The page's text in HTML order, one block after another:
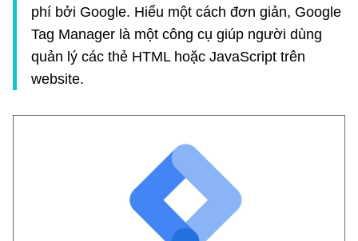
phí bởi Google. Hiểu một cách đơn giản, Google
Tag Manager là một công cụ giúp người dùng
quản lý các thẻ HTML hoặc JavaScript trên
website.